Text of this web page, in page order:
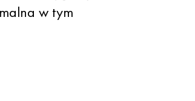
w tym